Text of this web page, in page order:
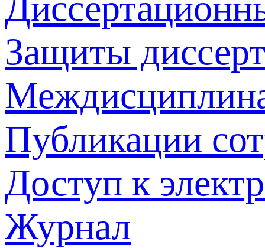
Защиты
Публикации
Доступ к
Журнал